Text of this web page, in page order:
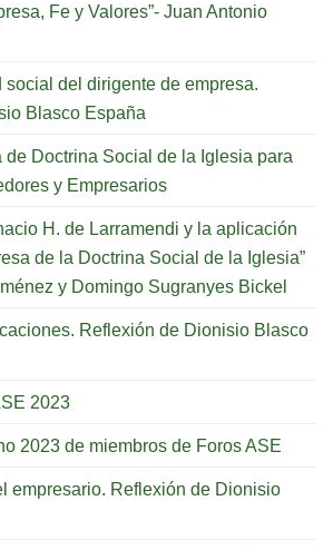
Fe y Valores”- Juan Antonio
social del dirigente de empresa.
Blasco España
de Doctrina Social de la Iglesia para
y Empresarios
H. de Larramendi y la aplicación
de la Doctrina Social de la Iglesia”
y Domingo Sugranyes Bickel
Reflexión de Dionisio Blasco
2023
2023 de miembros de Foros ASE
empresario. Reflexión de Dionisio